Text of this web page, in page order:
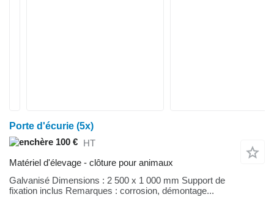
Porte d'écurie (5x)
100 € HT
Matériel d'élevage - clôture pour animaux
Galvanisé Dimensions : 2 500 x 1 000 mm Support de
fixation inclus Remarques : corrosion, démontage...